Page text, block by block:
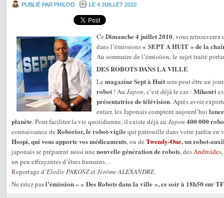
PUBLIÉ PAR PHILOO LE 4 JUILLET 2010
Ce Dimanche 4 juillet 2010, vous retrouverez
dans l’émissions« SEPT A HUIT » de la
Au sommaire de l’émission, le sujet traité
DES ROBOTS DANS LA VILLE
Le magazine Sept à Huitsera peut-être un
robot ! Au Japon, c’est déjà le cas : Mikouri
présentatrice de télévision. Après avoir
entier, les Japonais comptent aujourd’hui
planète. Pour faciliter la vie quotidienne, il existe déjà au Japon 400 000
connaissance de Roborior, le robot-vigilequi patrouille dans votre jardin en
Hospi, qui vous apporte vos médicaments, ou de Twendy-One, un robot-
japonais se préparent aussi une nouvelle génération de robots, desAndroïde
un peu effrayantes d’êtres humains…
Reportage d’Elodie PAKOSZetJérôme ALEXANDRE.
Ne ratez pasl’émission – « Des Robots dans la ville », ce soir à 18h50 sur